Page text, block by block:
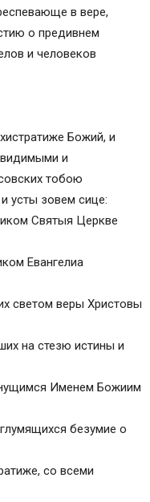
в вере,
о предивнем
и человеков
Божий, и
видимыми и
тобою
усты зовем сице:
Святыя Церкве
Евангелиа
светом веры Христовы
на стезю истины и
Именем Божиим
безумие о
со всеми